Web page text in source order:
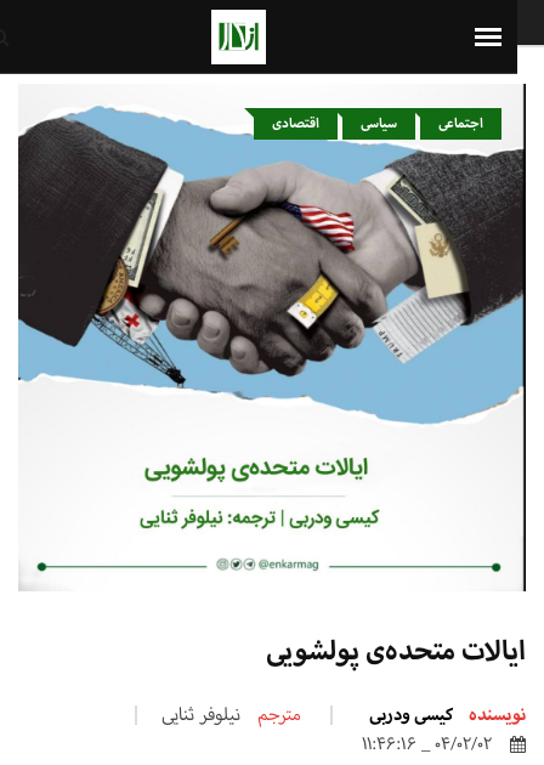
7th August 2026
اجتماعی سیاسی اقتصادی
ایالات متحده‌ی پولشویی
نویسنده کیسی ودربی مترجم نیلوفر ثنایی
04/02/02 _ 11:46:16